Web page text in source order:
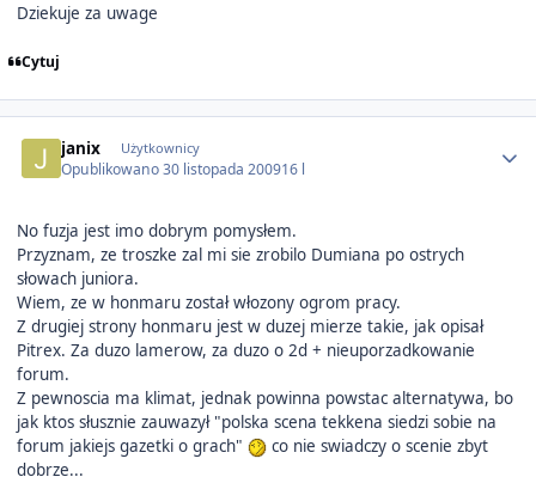
Dziekuje za uwage
Cytuj
janix Użytkownicy
Opublikowano30 listopada 200916 l
No fuzja jest imo dobrym pomysłem.
Przyznam, ze troszke zal mi sie zrobilo Dumiana po ostrych
słowach juniora.
Wiem, ze w honmaru został włozony ogrom pracy.
Z drugiej strony honmaru jest w duzej mierze takie, jak opisał
Pitrex. Za duzo lamerow, za duzo o 2d + nieuporzadkowanie
forum.
Z pewnoscia ma klimat, jednak powinna powstac alternatywa, bo
jak ktos słusznie zauwazył "polska scena tekkena siedzi sobie na
forum jakiejs gazetki o grach"
co nie swiadczy o scenie zbyt
dobrze...